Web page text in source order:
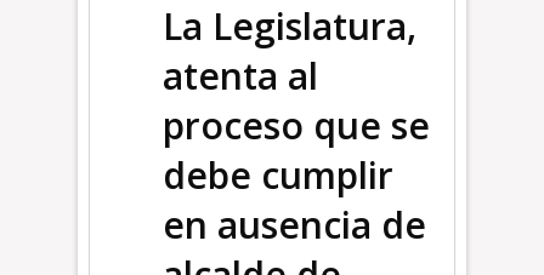
La Legislatura,
atenta al
proceso que se
debe cumplir
en ausencia de